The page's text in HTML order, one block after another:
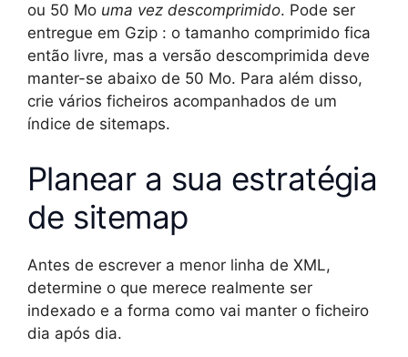
ou 50 Mo uma vez descomprimido. Pode ser
entregue em Gzip : o tamanho comprimido fica
então livre, mas a versão descomprimida deve
manter-se abaixo de 50 Mo. Para além disso,
crie vários ficheiros acompanhados de um
índice de sitemaps.
Planear a sua estratégia
de sitemap
Antes de escrever a menor linha de XML,
determine o que merece realmente ser
indexado e a forma como vai manter o ficheiro
dia após dia.